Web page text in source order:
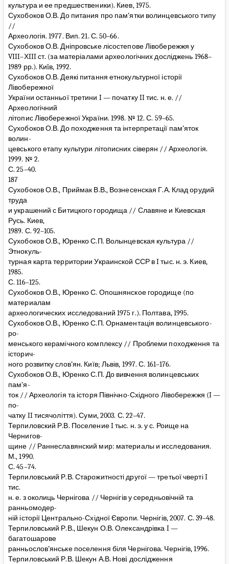
культура и ее предшественики). Киев, 1975.
Сухобоков О.В. До питания про пам’ятки волинцевського типу
//
Археологія. 1977. Вип. 21. С. 50–66.
Сухобоков О.В. Дніпровське лісостепове Лівобережжя у
VIII–ХIII ст. (за матеріалами археологічних досліджень 1968–
1989 рр.). Киïв, 1992.
Сухобоков О.В. Деякі питання етнокультурної історії
Лівобережної
України останньої третини I — початку II тис. н. е. //
Археологічний
літопис Лівобережної України. 1998. № 12. С. 59–65.
Сухобоков О.В. До походження та інтерпретації пам’яток
волин-
цевського етапу культури літописних сіверян // Археологія.
1999. № 2.
С. 25–40.
187
Сухобоков О.В., Приймак В.В., Вознесенская Г.А. Клад орудий
труда
и украшений с Битицкого городища // Славяне и Киевская
Русь. Киев,
1989. С. 92–105.
Сухобоков О.В., Юренко С.П. Волынцевская культура //
Этнокуль-
турная карта территории Украинской ССР в I тыс. н. э. Киев,
1985.
С. 116–125.
Сухобоков О.В., Юренко С. Опошнянское городище (по
материалам
археологических исследований 1975 г.). Полтава, 1995.
Сухобоков О.В., Юренко С.П. Орнаментація волинцевського-
ро-
менського керамічного комплексу // Проблеми походження та
історич-
ного розвитку слов’ян. Київ; Львів, 1997. С. 161–176.
Сухобоков О.В., Юренко С.П. До вивчення волинцевських
пам’я-
ток // Археологія та історя Північно-Східного Лівобережжя (I —
по-
чатку II тисячоліття). Суми, 2003. С. 22–47.
Терпиловский Р.В. Поселение I тыс. н. э. у с. Роище на
Чернигов-
щине // Раннеславянский мир: материалы и исследования.
М., 1990.
С. 45–74.
Терпиловський Р.В. Старожитності другої — третьої чверті I
тис.
н. е. з околиць Чернігова // Чернігів у середньовічній та
ранньомодер-
ній історії Центрально-Східної Європи. Чернігів, 2007. С. 39–48.
Терпиловський Р.В., Шекун О.В. Олександрівка I —
багатошарове
ранньослов’янське поселення біля Чернігова. Чернігів, 1996.
Терпиловський Р.В. Шекун А.В. Новi дослiдження